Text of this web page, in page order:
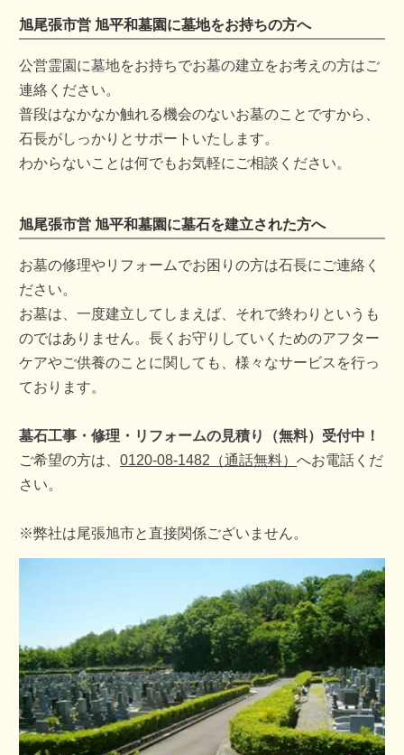
旭尾張市営 旭平和墓園に墓地をお持ちの方へ
公営霊園に墓地をお持ちでお墓の建立をお考えの方はご
連絡ください。
普段はなかなか触れる機会のないお墓のことですから、
石長がしっかりとサポートいたします。
わからないことは何でもお気軽にご相談ください。
旭尾張市営 旭平和墓園に墓石を建立された方へ
お墓の修理やリフォームでお困りの方は石長にご連絡く
ださい。
お墓は、一度建立してしまえば、それで終わりというも
のではありません。長くお守りしていくためのアフター
ケアやご供養のことに関しても、様々なサービスを行っ
ております。
墓石工事・修理・リフォームの見積り（無料）受付中！
ご希望の方は、0120-08-1482（通話無料）へお電話くだ
さい。
※弊社は尾張旭市と直接関係ございません。